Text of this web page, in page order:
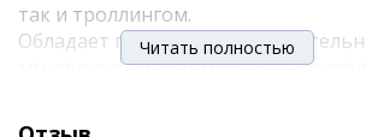
так и троллингом.
Обладает прекрасной
мгновенно «информируя» рыболова
воблер начинает широко «рыскать»
Читать полностью